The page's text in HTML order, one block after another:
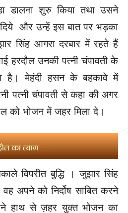
डालना शुरु किया तथा उसने
और उन्हें इस बात पर भड़का
सिंह आगरा दरबार में रहते हैं
हरदौल उनकी पत्नी चंपावती के
है। मेहंदी हसन के बहकावे में
पत्नी चंपावती से कहा की अगर
को भोजन में जहर मिला दे।
विपरीत बुद्धि । जुझार सिंह
अपने को निर्दोष साबित करने
हाथ से ज़हर युक्त भोजन का